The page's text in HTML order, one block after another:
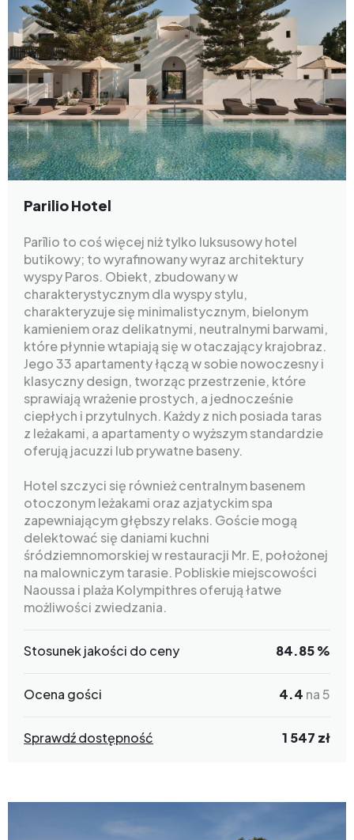
Parilio Hotel
Parīlio to coś więcej niż tylko luksusowy hotel
butikowy; to wyrafinowany wyraz architektury
wyspy Paros. Obiekt, zbudowany w
charakterystycznym dla wyspy stylu,
charakteryzuje się minimalistycznym, bielonym
kamieniem oraz delikatnymi, neutralnymi barwami,
które płynnie wtapiają się w otaczający krajobraz.
Jego 33 apartamenty łączą w sobie nowoczesny i
klasyczny design, tworząc przestrzenie, które
sprawiają wrażenie prostych, a jednocześnie
ciepłych i przytulnych. Każdy z nich posiada taras
z leżakami, a apartamenty o wyższym standardzie
oferują jacuzzi lub prywatne baseny.
Hotel szczyci się również centralnym basenem
otoczonym leżakami oraz azjatyckim spa
zapewniającym głębszy relaks. Goście mogą
delektować się daniami kuchni
śródziemnomorskiej w restauracji Mr. E, położonej
na malowniczym tarasie. Pobliskie miejscowości
Naoussa i plaża Kolympithres oferują łatwe
możliwości zwiedzania.
Stosunek jakości do ceny 84.85 %
Ocena gości 4.4 na 5
Sprawdź dostępność 1 547 zł